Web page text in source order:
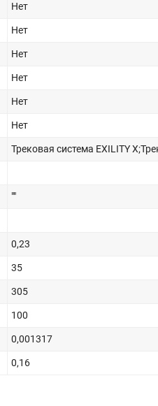
Нет
Нет
Нет
Нет
Нет
Нет
Трековая система EXILITY
""
0,23
35
305
100
0,001317
0,16